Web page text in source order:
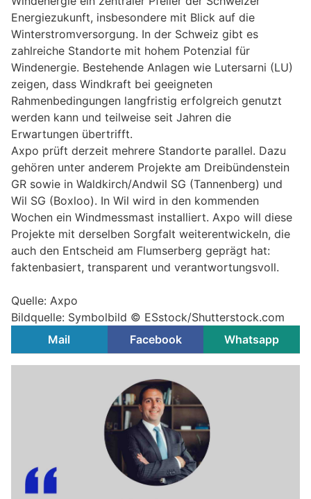
Energiezukunft, insbesondere mit Blick auf die
Winterstromversorgung. In der Schweiz gibt es
zahlreiche Standorte mit hohem Potenzial für
Windenergie. Bestehende Anlagen wie Lutersarni (LU)
zeigen, dass Windkraft bei geeigneten
Rahmenbedingungen langfristig erfolgreich genutzt
werden kann und teilweise seit Jahren die
Erwartungen übertrifft.
Axpo prüft derzeit mehrere Standorte parallel. Dazu
gehören unter anderem Projekte am Dreibündenstein
GR sowie in Waldkirch/Andwil SG (Tannenberg) und
Wil SG (Boxloo). In Wil wird in den kommenden
Wochen ein Windmessmast installiert. Axpo will diese
Projekte mit derselben Sorgfalt weiterentwickeln, die
auch den Entscheid am Flumserberg geprägt hat:
faktenbasiert, transparent und verantwortungsvoll.
Quelle: Axpo
Bildquelle: Symbolbild © ESstock/Shutterstock.com
Mail
Facebook Whatsapp